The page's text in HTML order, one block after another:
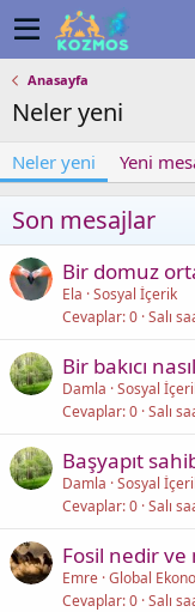
Anasayfa
Neler yeni
Neler yeni Yeni
Son mesajlar
Bir domuz
Ela Sosyal İçerik
Cevaplar 0 Salı
Bir bakıcı
Damla Sosyal
Cevaplar 0 Salı
Başyapıt
Damla Sosyal
Cevaplar 0 Salı
Fosil nedir ve
Emre Global
Cevaplar 0 Salı